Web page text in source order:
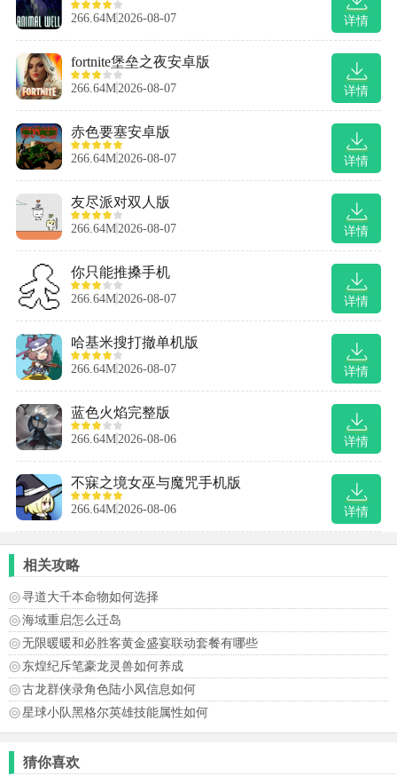
详情
266.64M 2026-08-07
详情
fortnite堡垒之夜安卓版
266.64M 2026-08-07
详情
赤色要塞安卓版
266.64M 2026-08-07
详情
友尽派对双人版
266.64M 2026-08-07
详情
你只能推搡手机
266.64M 2026-08-07
详情
哈基米搜打撤单机版
266.64M 2026-08-07
详情
蓝色火焰完整版
266.64M 2026-08-06
详情
不寐之境女巫与魔咒手机版
266.64M 2026-08-06
相关攻略
寻道大千本命物如何选择
海域重启怎么迁岛
无限暖暖和必胜客黄金盛宴联动套餐有哪些
东煌纪斥笔豪龙灵兽如何养成
古龙群侠录角色陆小凤信息如何
星球小队黑格尔英雄技能属性如何
猜你喜欢